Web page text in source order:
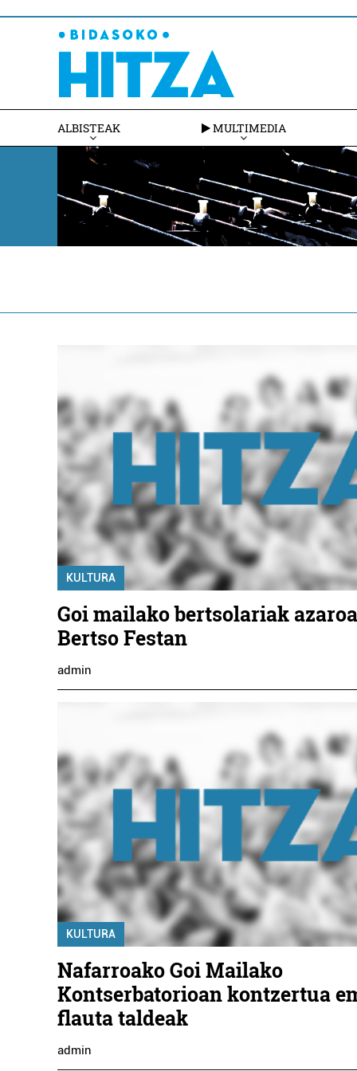
ALBISTEAK MULTIMEDIA
KULTURA
Goi mailako bertsolariak
Bertso Festan
admin
KULTURA
Nafarroako Goi Mailako
Kontserbatorioan kontzertua
flauta taldeak
admin